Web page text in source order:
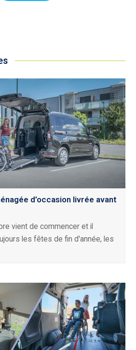
d’occasion livrée avant
vient de commencer et il
les fêtes de fin d'année, les